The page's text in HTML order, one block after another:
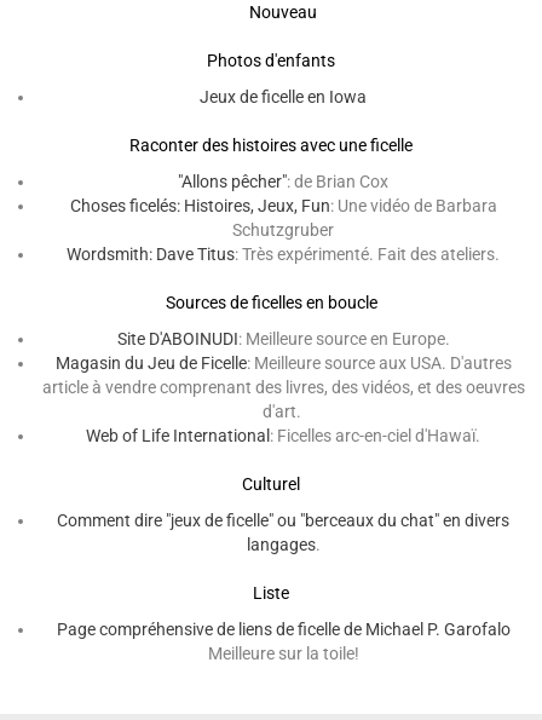
Nouveau
Photos d'enfants
Jeux de ficelle en Iowa
Raconter des histoires avec une ficelle
"Allons pêcher": de Brian Cox
Choses ficelés: Histoires, Jeux, Fun: Une vidéo de Barbara
Schutzgruber
Wordsmith: Dave Titus: Très expérimenté. Fait des ateliers.
Sources de ficelles en boucle
Site D'ABOINUDI: Meilleure source en Europe.
Magasin du Jeu de Ficelle: Meilleure source aux USA. D'autres
article à vendre comprenant des livres, des vidéos, et des oeuvres
d'art.
Web of Life International: Ficelles arc-en-ciel d'Hawaï.
Culturel
Comment dire "jeux de ficelle" ou "berceaux du chat" en divers
langages.
Liste
Page compréhensive de liens de ficelle deMichael P. Garofalo
Meilleure sur la toile!